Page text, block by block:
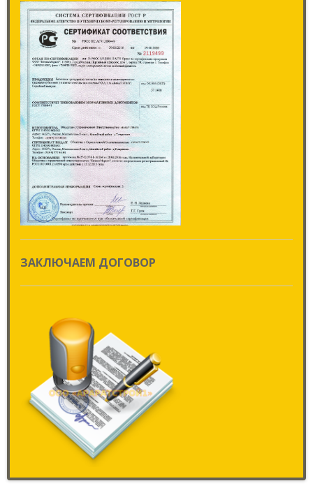
ЗАКЛЮЧАЕМ ДОГОВОР